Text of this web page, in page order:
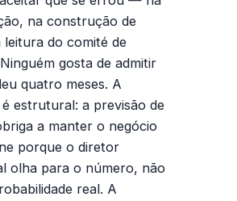
na construção de
leitura do comité de
gosta de admitir
quatro meses. A
é estrutural: a previsão de
a manter o negócio
porque o diretor
olha para o número, não
real. A